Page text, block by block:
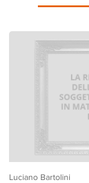
Luciano Bartolini